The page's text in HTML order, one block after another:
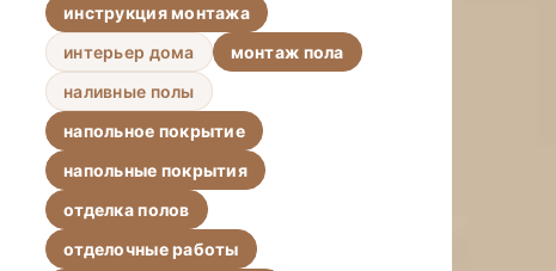
инструкция монтажа
интерьер дома
монтаж пола
наливные полы
напольное покрытие
напольные покрытия
отделка полов
отделочные работы